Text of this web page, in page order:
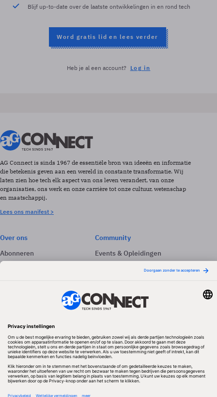
Blijf up-to-date over de laatste ontwikkelingen in en rond tech
Word gratis lid en lees verder
Heb je al een account? Log in
AG Connect is sinds 1967 de essentiële bron van ideeën en informatie
die betekenis geven aan een wereld in constante transformatie. Wij
laten zien hoe tech elk aspect van ons leven verandert, van onze
organisaties, ons werk en onze carrière tot onze cultuur, wetenschap
en maatschappij.
Lees ons manifest >
Over ons
Abonneren
Adverteren
Community
Events & Opleidingen
Nieuwsbrieven
Volg ons
Redactionele partner